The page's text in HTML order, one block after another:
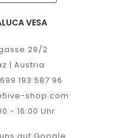
VESA
28/2
| Austria
193 587 96
shop.com
- 16:00 Uhr